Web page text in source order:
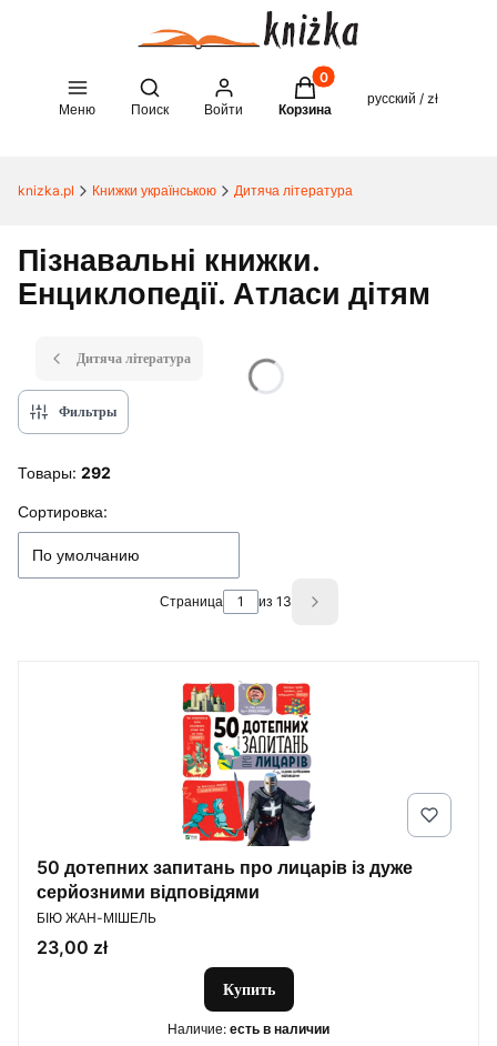
Меню
Open search engine
Поиск Войти
Товары в корзине: 0.
Корзина
русский / zł
knizka.pl Книжки українською Дитяча література
Пізнавальні книжки.
Енциклопедії. Атласи дітям
Дитяча література
Фильтры
Товары: 292
Список товаров
Сортировка:
По умолчанию
Страница из 13 Next products
50 дотепних запитань про лицарів із дуже
серйозними відповідями
ПРОИЗВОДИТЕЛЬ
БІЮ ЖАН-МІШЕЛЬ
Цена
23,00 zł
Купить
Наличие: есть в наличии